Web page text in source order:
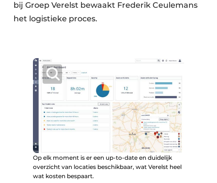
bij Groep Verelst bewaakt Frederik Ceulemans
het logistieke proces.
Op elk moment is er een up-to-date en duidelijk
overzicht van locaties beschikbaar, wat Verelst heel
wat kosten bespaart.